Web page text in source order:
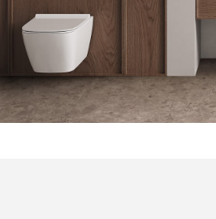
Посмотреть все проекты